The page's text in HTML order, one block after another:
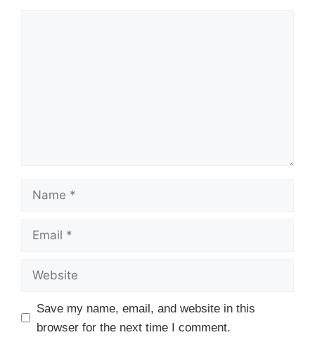
Name
Email
Website
Save my name, email, and website in this
browser for the next time I comment.